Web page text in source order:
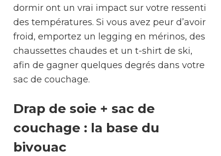
dormir ont un vrai impact sur votre ressenti
des températures. Si vous avez peur d’avoir
froid, emportez un legging en mérinos, des
chaussettes chaudes et un t-shirt de ski,
afin de gagner quelques degrés dans votre
sac de couchage.
Drap de soie + sac de
couchage : la base du
bivouac